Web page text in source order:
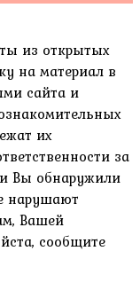
из открытых
на материал в
сайта и
их
за
Вы обнаружили
нарушают
Вашей
сообщите